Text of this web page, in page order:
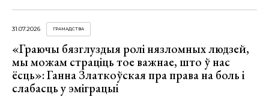
31.07.2026 ГРАМАДСТВА
«Граючы бязглуздыя ролі нязломных людзей,
мы можам страціць тое важнае, што ў нас
ёсць»: Ганна Златкоўская пра права на боль і
слабасць у эміграцыі